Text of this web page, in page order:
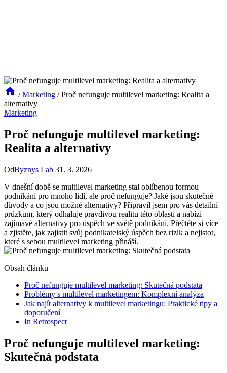
/ Marketing / Proč nefunguje multilevel marketing: Realita a
alternativy
Marketing
Proč nefunguje multilevel marketing:
Realita a alternativy
OdByznys Lab 31. 3. 2026
V dnešní době se multilevel marketing stal oblíbenou formou
podnikání pro mnoho lidí, ale proč nefunguje? Jaké jsou skutečné
důvody a co jsou možné alternativy? Připravil jsem pro vás detailní
průzkum, který odhaluje pravdivou realitu této oblasti a nabízí
zajímavé alternativy pro úspěch ve světě podnikání. Přečtěte si více
a zjistěte, jak zajistit svůj podnikatelský úspěch bez rizik a nejistot,
které s sebou multilevel marketing přináší.
Obsah článku
Proč nefunguje multilevel marketing: Skutečná podstata
Problémy s multilevel marketingem: Komplexní analýza
Jak najít alternativy k multilevel marketingu: Praktické tipy a
doporučení
In Retrospect
Proč nefunguje multilevel marketing:
Skutečná podstata